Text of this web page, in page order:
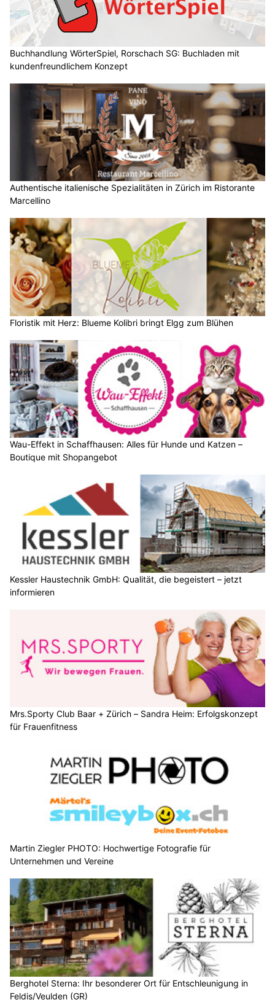
Buchhandlung WörterSpiel, Rorschach SG: Buchladen mit
kundenfreundlichem Konzept
Authentische italienische Spezialitäten in Zürich im Ristorante
Marcellino
Floristik mit Herz: Blueme Kolibri bringt Elgg zum Blühen
Wau-Effekt in Schaffhausen: Alles für Hunde und Katzen –
Boutique mit Shopangebot
Kessler Haustechnik GmbH: Qualität, die begeistert – jetzt
informieren
Mrs.Sporty Club Baar + Zürich – Sandra Heim: Erfolgskonzept
für Frauenfitness
Martin Ziegler PHOTO: Hochwertige Fotografie für
Unternehmen und Vereine
Berghotel Sterna: Ihr besonderer Ort für Entschleunigung in
Feldis/Veulden (GR)